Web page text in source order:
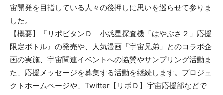
宙開発を目指している人々の後押しに思いを巡らせて参りま
した。
【概要】『リポビタンＤ 小惑星探査機「はやぶさ２」応援
限定ボトル』の発売や、人気漫画「宇宙兄弟」とのコラボ企
画の実施、宇宙関連イベントへの協賛やサンプリング活動ま
た、応援メッセージを募集する活動を継続します。プロジェ
クトホームページや、Twitter【リポＤ】宇宙応援部などで